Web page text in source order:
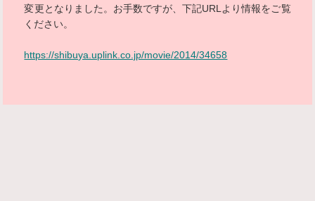
変更となりました。お手数ですが、下記URLより情報をご覧
ください。
https://shibuya.uplink.co.jp/movie/2014/34658